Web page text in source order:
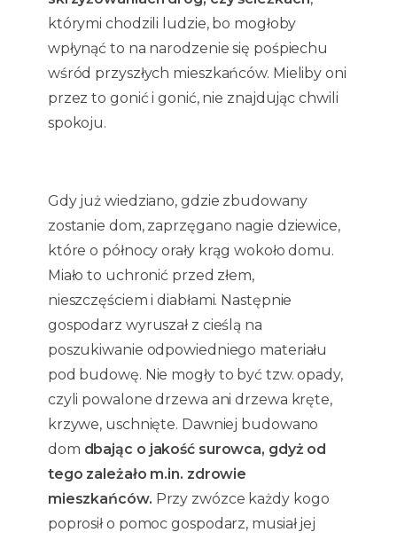
którymi chodzili ludzie, bo mogłoby
wpłynąć to na narodzenie się pośpiechu
wśród przyszłych mieszkańców. Mieliby oni
przez to gonić i gonić, nie znajdując chwili
spokoju.
Gdy już wiedziano, gdzie zbudowany
zostanie dom, zaprzęgano nagie dziewice,
które o północy orały krąg wokoło domu.
Miało to uchronić przed złem,
nieszczęściem i diabłami. Następnie
gospodarz wyruszał z cieślą na
poszukiwanie odpowiedniego materiału
pod budowę. Nie mogły to być tzw. opady,
czyli powalone drzewa ani drzewa kręte,
krzywe, uschnięte. Dawniej budowano
dom dbając o jakość surowca, gdyż od
tego zależało m.in. zdrowie
mieszkańców. Przy zwózce każdy kogo
poprosił o pomoc gospodarz, musiał jej